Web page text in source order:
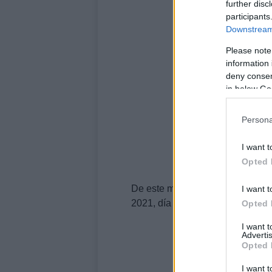
further
Please
information
deny
in below
I want
Opted
I want
Opted
I want
Opted
I want
De este modo, el precio de este
2021, día en que los españoles